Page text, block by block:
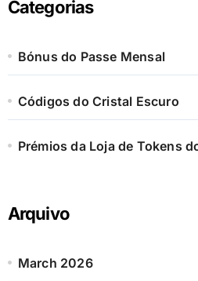
f
r
Categorias
Bónus do Passe Mensal
Códigos do Cristal Escuro
Prémios da Loja de Tokens
Arquivo
March 2026